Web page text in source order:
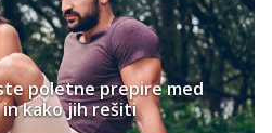
poletne prepire med
kako jih rešiti